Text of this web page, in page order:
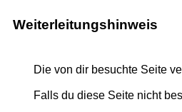
Weiterleitungshinweis
Die von dir besuchte Seite
Falls du diese Seite nicht